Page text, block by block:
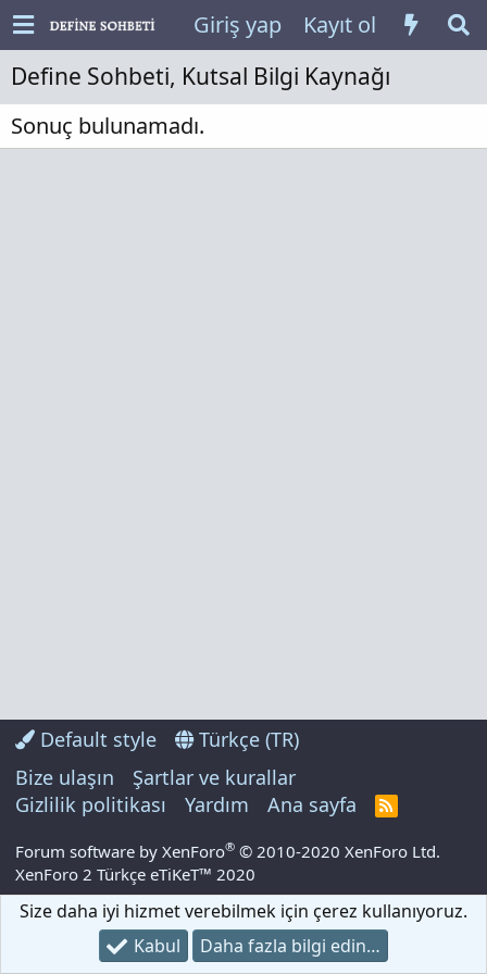
Giriş yap Kayıt ol
Define Sohbeti, Kutsal Bilgi Kaynağı
Sonuç bulunamadı.
Default style
Türkçe (TR)
Bize ulaşın
Şartlar ve kurallar
Gizlilik politikası
Yardım Ana sayfa
R
S
Forum software by XenForo® © 2010-2020 XenForo Ltd.
XenForo 2 Türkçe eTiKeT™ 2020
Size daha iyi hizmet verebilmek için çerez kullanıyoruz.
Kabul
Daha fazla bilgi edin…